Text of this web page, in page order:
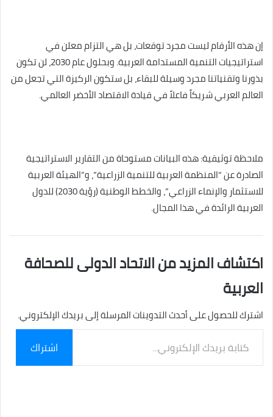
إن هذه الأرقام ليست مجرد توقعات، بل هي التزام معلن في
استراتيجيات التنمية المستدامة العربية. وبحلول عام 2030، لن تكون
بذورنا وتقنياتنا مجرد وسيلة للبقاء، بل ستكون الركيزة التي تجعل من
العالم العربي شريكاً فاعلاً في قيادة الاقتصاد الأخضر العالمي.
ملاحظة توثيقية: هذه البيانات مستوحاة من التقارير الاستراتيجية
الصادرة عن “المنظمة العربية للتنمية الزراعية”، و”الهيئة العربية
للاستثمار والإنماء الزراعي”، والخطط الوطنية (رؤية 2030) للدول
العربية الرائدة في هذا المجال.
اكتشاف المزيد من الاتحاد الدولى للصحافة
العربية
اشترك للحصول على أحدث التدوينات المرسلة إلى بريدك الإلكتروني.
بريدك
الإلكتروني...
اشتراك